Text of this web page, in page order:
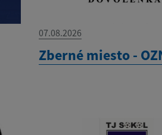
07.08.2026
Zberné miesto -